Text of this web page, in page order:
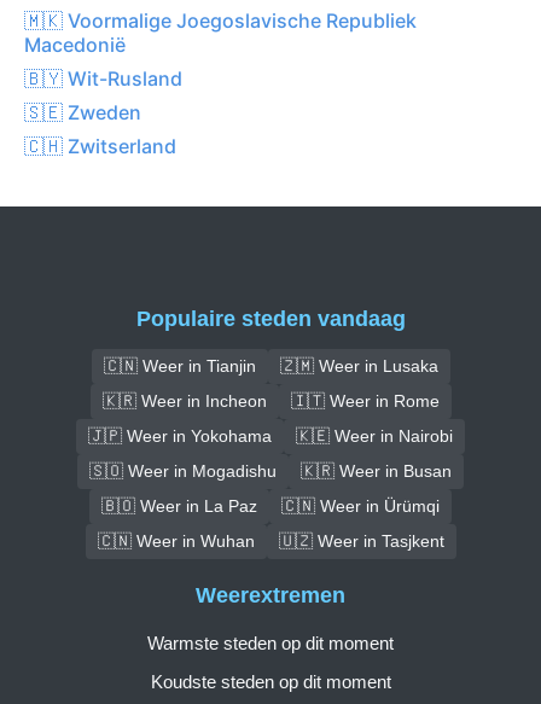
🇲🇰 Voormalige Joegoslavische Republiek
Macedonië
🇧🇾 Wit-Rusland
🇸🇪 Zweden
🇨🇭 Zwitserland
Populaire steden vandaag
🇨🇳 Weer in Tianjin
🇿🇲 Weer in Lusaka
🇰🇷 Weer in Incheon
🇮🇹 Weer in Rome
🇯🇵 Weer in Yokohama
🇰🇪 Weer in Nairobi
🇸🇴 Weer in Mogadishu
🇰🇷 Weer in Busan
🇧🇴 Weer in La Paz
🇨🇳 Weer in Ürümqi
🇨🇳 Weer in Wuhan
🇺🇿 Weer in Tasjkent
Weerextremen
Warmste steden op dit moment
Koudste steden op dit moment